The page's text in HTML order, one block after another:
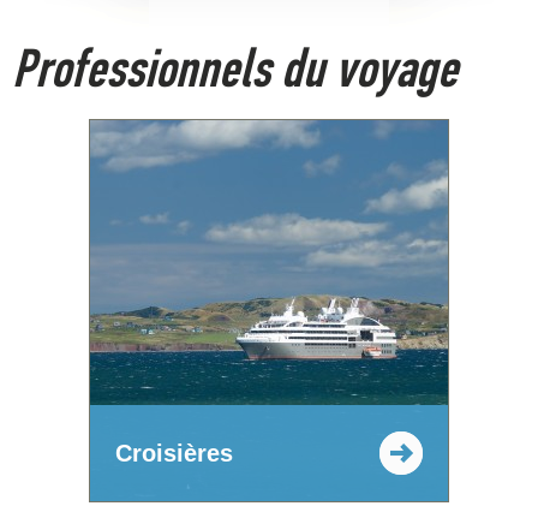
Professionnels du voyage
Croisières